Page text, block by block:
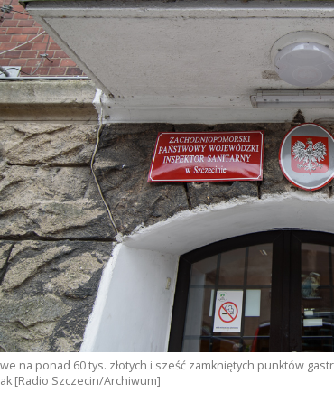
na ponad 60 tys. złotych i sześć zamkniętych punktów
[Radio Szczecin/Archiwum]